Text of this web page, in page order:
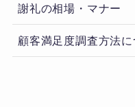
謝礼の相場・マナー
顧客満足度調査方法